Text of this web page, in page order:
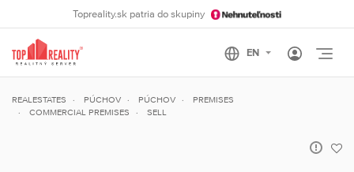
Topreality.sk patria do skupiny
REALESTATES PÚCHOV PÚCHOV
PREMISES
COMMERCIAL PREMISES
SELL